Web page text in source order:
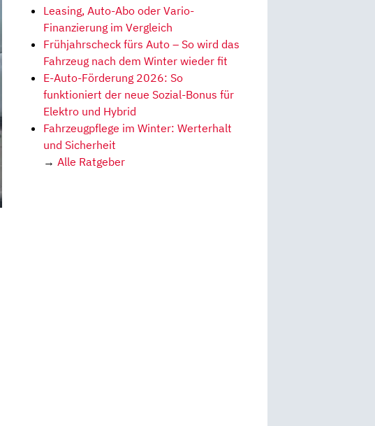
Leasing, Auto-Abo oder Vario-
Finanzierung im Vergleich
Frühjahrscheck fürs Auto – So wird das
Fahrzeug nach dem Winter wieder fit
E-Auto-Förderung 2026: So
funktioniert der neue Sozial-Bonus für
Elektro und Hybrid
Fahrzeugpflege im Winter: Werterhalt
und Sicherheit
→ Alle Ratgeber